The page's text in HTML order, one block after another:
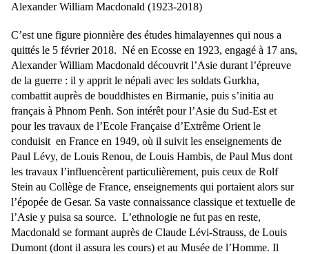
Alexander William Macdonald (1923-2018)
C’est une figure pionnière des études himalayennes qui nous a
quittés le 5 février 2018. Né en Ecosse en 1923, engagé à 17 ans,
Alexander William Macdonald découvrit l’Asie durant l’épreuve
de la guerre : il y apprit le népali avec les soldats Gurkha,
combattit auprès de bouddhistes en Birmanie, puis s’initia au
français à Phnom Penh. Son intérêt pour l’Asie du Sud-Est et
pour les travaux de l’Ecole Française d’Extrême Orient le
conduisit en France en 1949, où il suivit les enseignements de
Paul Lévy, de Louis Renou, de Louis Hambis, de Paul Mus dont
les travaux l’influencèrent particulièrement, puis ceux de Rolf
Stein au Collège de France, enseignements qui portaient alors sur
l’épopée de Gesar. Sa vaste connaissance classique et textuelle de
l’Asie y puisa sa source. L’ethnologie ne fut pas en reste,
Macdonald se formant auprès de Claude Lévi-Strauss, de Louis
Dumont (dont il assura les cours) et au Musée de l’Homme. Il